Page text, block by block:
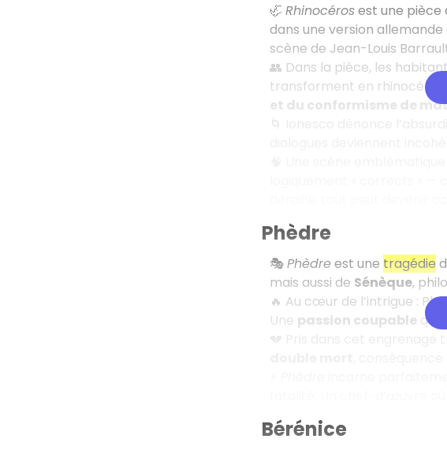
🦏 Rhinocérosest une pièce
dans une version allemande
scène de Jean-Louis
👥 Dans la pièce, les
transforment en
et du conformisme de
Phèdre
🎭Phèdreest une tragédie
mais aussi de Sénèque,
🔥 Au cœur de l’intrigue :
Une passion coupable
Bérénice